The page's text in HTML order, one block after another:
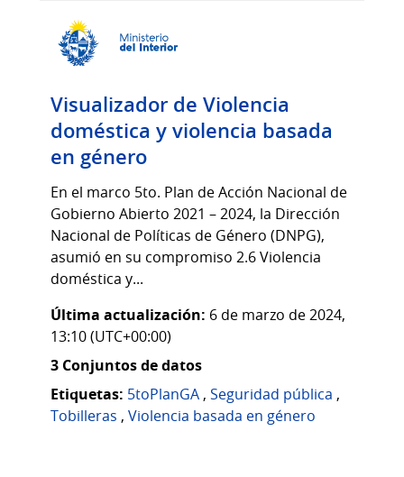
Visualizador de Violencia
doméstica y violencia basada
en género
En el marco 5to. Plan de Acción Nacional de
Gobierno Abierto 2021 – 2024, la Dirección
Nacional de Políticas de Género (DNPG),
asumió en su compromiso 2.6 Violencia
doméstica y...
Última actualización: 6 de marzo de 2024,
13:10 (UTC+00:00)
3 Conjuntos de datos
Etiquetas: 5toPlanGA , Seguridad pública ,
Tobilleras , Violencia basada en género